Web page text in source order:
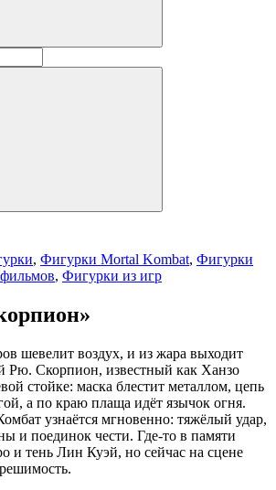
, Фигурки Mortal Kombat, Фигурки
, Фигурки из игр
шевелит воздух, и из жара выходит
Рю. Скорпион, известный как Ханзо
стойке: маска блестит металлом, цепь
а по краю плаща идёт язычок огня.
узнаётся мгновенно: тяжёлый удар,
и поединок чести. Где-то в памяти
и тень Лин Куэй, но сейчас на сцене